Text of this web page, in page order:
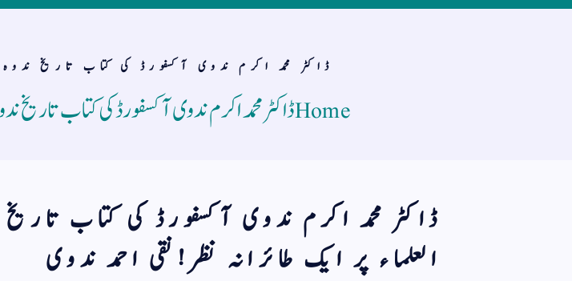
ڈاکٹر محمد اکرم ندوی آکسفورڈ کی کتاب تاریخ
Homeڈاکٹر محمد اکرم ندوی آکسفورڈ کی کتاب تاریخ
ڈاکٹر محمد اکرم ندوی آکسفورڈ کی کتاب
العلماء پر ایک طائرانہ نظر!نقی احمد ندوی